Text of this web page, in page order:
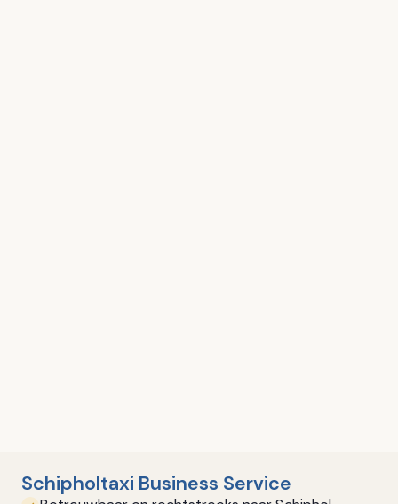
Schipholtaxi Business Service